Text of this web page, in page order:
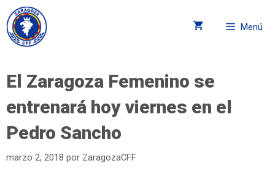
Menú
El Zaragoza Femenino se
entrenará hoy viernes en el
Pedro Sancho
marzo 2, 2018 por ZaragozaCFF